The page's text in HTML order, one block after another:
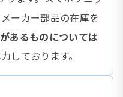
ーカー部品の在庫を
あるものについては
しております。